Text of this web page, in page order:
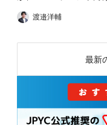
渡邉洋輔
最新